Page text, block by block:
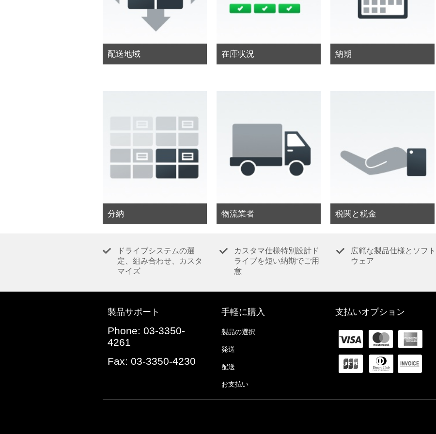
配送地域 在庫状況 納期
分納 物流業者 税関と税金
ドライブシステムの選
定、組み合わせ、カスタ
マイズ
カスタマ仕様特別設計ド
ライブを短い納期でご用
意
広範な製品仕様とソフト
ウェア
製品サポート
Phone: 03-3350-
4261
Fax: 03-3350-4230
手軽に購入
製品の選択
発送
配送
お支払い
支払いオプション